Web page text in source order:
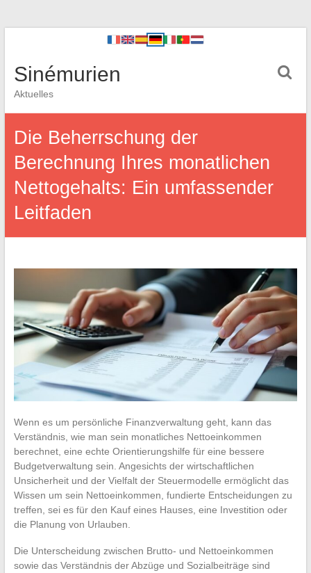
Sinémurien
Aktuelles
Die Beherrschung der
Berechnung Ihres monatlichen
Nettogehalts: Ein umfassender
Leitfaden
Wenn es um persönliche Finanzverwaltung geht, kann das
Verständnis, wie man sein monatliches Nettoeinkommen
berechnet, eine echte Orientierungshilfe für eine bessere
Budgetverwaltung sein. Angesichts der wirtschaftlichen
Unsicherheit und der Vielfalt der Steuermodelle ermöglicht das
Wissen um sein Nettoeinkommen, fundierte Entscheidungen zu
treffen, sei es für den Kauf eines Hauses, eine Investition oder
die Planung von Urlauben.
Die Unterscheidung zwischen Brutto- und Nettoeinkommen
sowie das Verständnis der Abzüge und Sozialbeiträge sind